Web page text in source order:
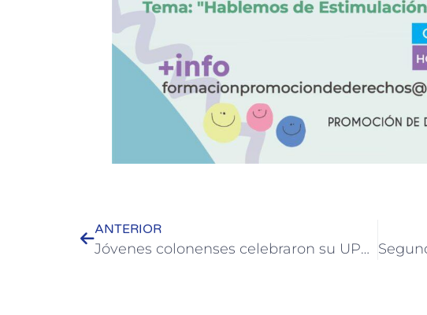
ANTERIOR
Jóvenes colonenses celebraron su UPD (Último Primer Día) 2024